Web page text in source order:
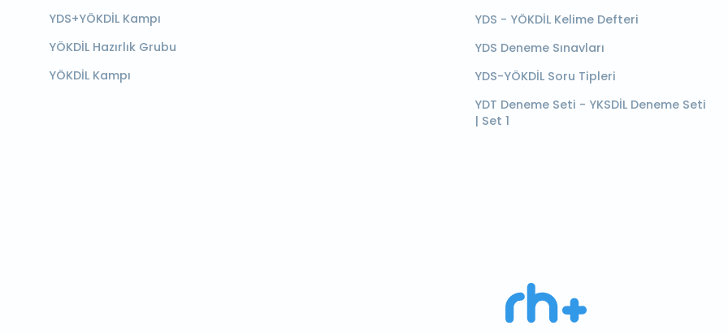
YDS+YÖKDİL Kampı
YÖKDİL Hazırlık Grubu
YÖKDİL Kampı
YDS - YÖKDİL Kelime Defteri
YDS Deneme Sınavları
YDS-YÖKDİL Soru Tipleri
YDT Deneme Seti - YKSDİL Deneme Seti
| Set 1